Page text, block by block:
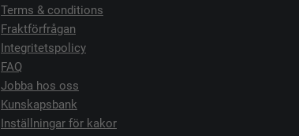
Terms & conditions
Fraktförfrågan
Integritetspolicy
FAQ
Jobba hos oss
Kunskapsbank
Inställningar för kakor